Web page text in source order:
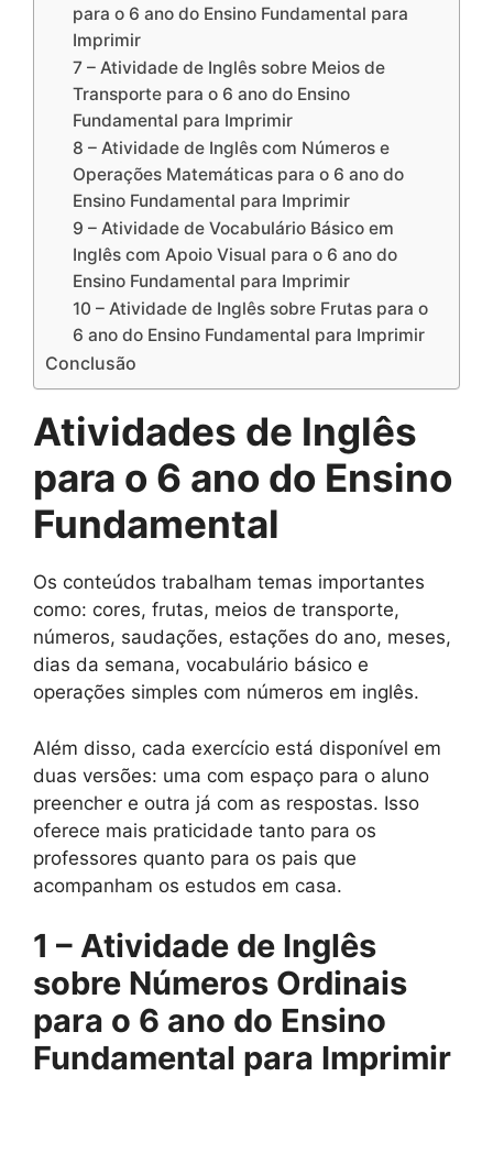
para o 6 ano do Ensino Fundamental para
Imprimir
7 – Atividade de Inglês sobre Meios de
Transporte para o 6 ano do Ensino
Fundamental para Imprimir
8 – Atividade de Inglês com Números e
Operações Matemáticas para o 6 ano do
Ensino Fundamental para Imprimir
9 – Atividade de Vocabulário Básico em
Inglês com Apoio Visual para o 6 ano do
Ensino Fundamental para Imprimir
10 – Atividade de Inglês sobre Frutas para o
6 ano do Ensino Fundamental para Imprimir
Conclusão
Atividades de Inglês
para o 6 ano do Ensino
Fundamental
Os conteúdos trabalham temas importantes
como: cores, frutas, meios de transporte,
números, saudações, estações do ano, meses,
dias da semana, vocabulário básico e
operações simples com números em inglês.
Além disso, cada exercício está disponível em
duas versões: uma com espaço para o aluno
preencher e outra já com as respostas. Isso
oferece mais praticidade tanto para os
professores quanto para os pais que
acompanham os estudos em casa.
1 – Atividade de Inglês
sobre Números Ordinais
para o 6 ano do Ensino
Fundamental para Imprimir